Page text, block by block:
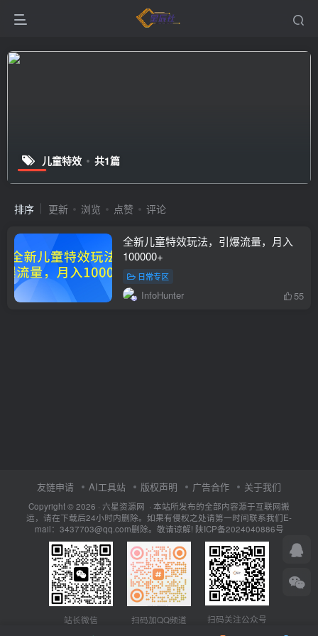
儿童特效 共1篇
排序 更新 浏览 点赞 评论
全新儿童特效玩法，引爆流量，月入
100000+
日常专区
InfoHunter 55
友链申请 AI工具站 版权声明 广告合作 关于我们
Copyright © 2026 · 六星资源网 · 本站所发布的全部内容源于互联网搬
运，请在下载后24小时内删除。如果有侵权之处请第一时间联系我们E-
mail：3437703@qq.com删除。敬请谅解! 陕ICP备2024040886号
站长微信 扫码加QQ频道 扫码关注公众号